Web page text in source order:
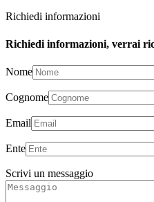
Richiedi informazioni
Richiedi informazioni, verrai
Nome
Cognome
Email
Ente
Scrivi un messaggio